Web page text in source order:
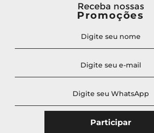
Receba nossas
Promoções